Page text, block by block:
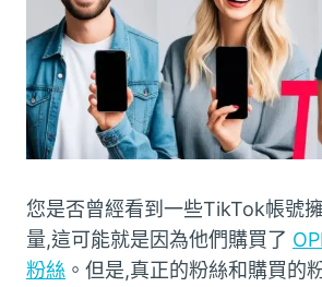
您是否曾經看到一些TikTok帳號
量,這可能就是因為他們購買了
粉絲 。但是,真正的粉絲和購買的